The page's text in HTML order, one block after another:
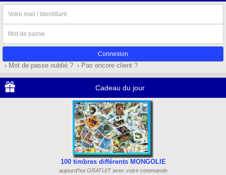
mail
/
Identifiant
de
passe
› Mot de passe oublié ? › Pas encore client ?
Cadeau du jour
100 timbres différents MONGOLIE
aujourd'hui GRATUIT avec votre commande